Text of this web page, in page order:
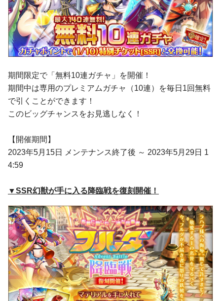
期間限定で「無料10連ガチャ」を開催！
期間中は専用のプレミアムガチャ（10連）を毎日1回無料
で引くことができます！
このビッグチャンスをお見逃しなく！
【開催期間】
2023年5月15日 メンテナンス終了後 ～ 2023年5月29日 1
4:59
▼SSR幻獣が手に入る降臨戦を復刻開催！